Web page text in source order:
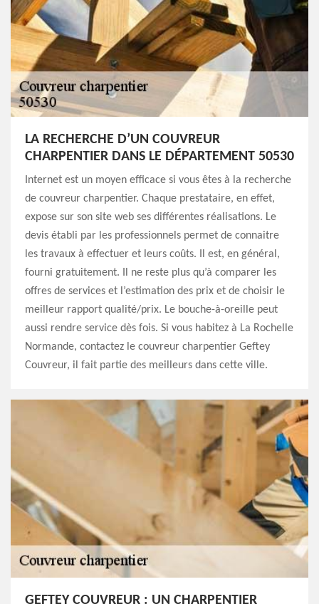
LA RECHERCHE D’UN COUVREUR
CHARPENTIER DANS LE DÉPARTEMENT 50530
Internet est un moyen efficace si vous êtes à la recherche
de couvreur charpentier. Chaque prestataire, en effet,
expose sur son site web ses différentes réalisations. Le
devis établi par les professionnels permet de connaitre
les travaux à effectuer et leurs coûts. Il est, en général,
fourni gratuitement. Il ne reste plus qu’à comparer les
offres de services et l’estimation des prix et de choisir le
meilleur rapport qualité/prix. Le bouche-à-oreille peut
aussi rendre service dès fois. Si vous habitez à La Rochelle
Normande, contactez le couvreur charpentier Geftey
Couvreur, il fait partie des meilleurs dans cette ville.
GEFTEY COUVREUR : UN CHARPENTIER